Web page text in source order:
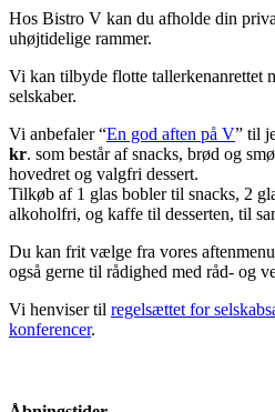
Hos Bistro V kan du afholde din
uhøjtidelige rammer.
Vi kan tilbyde flotte tallerkenanrettet
selskaber.
Vi anbefaler “En god aften på V” til
kr. som består af snacks, brød og
hovedret og valgfri dessert.
Tilkøb af 1 glas bobler til snacks, 2
alkoholfri, og kaffe til desserten, til
Du kan frit vælge fra vores
også gerne til rådighed med råd- og
Vi henviser til regelsættet for
konferencer.